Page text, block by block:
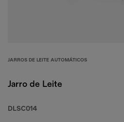
JARROS DE LEITE AUTOMÁTICOS
Jarro de Leite
DLSC014